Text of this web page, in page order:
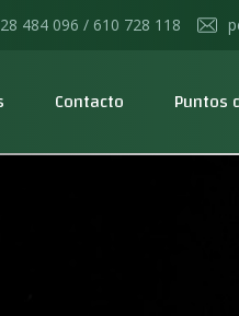
484 096 / 610 728 118
Contacto Puntos